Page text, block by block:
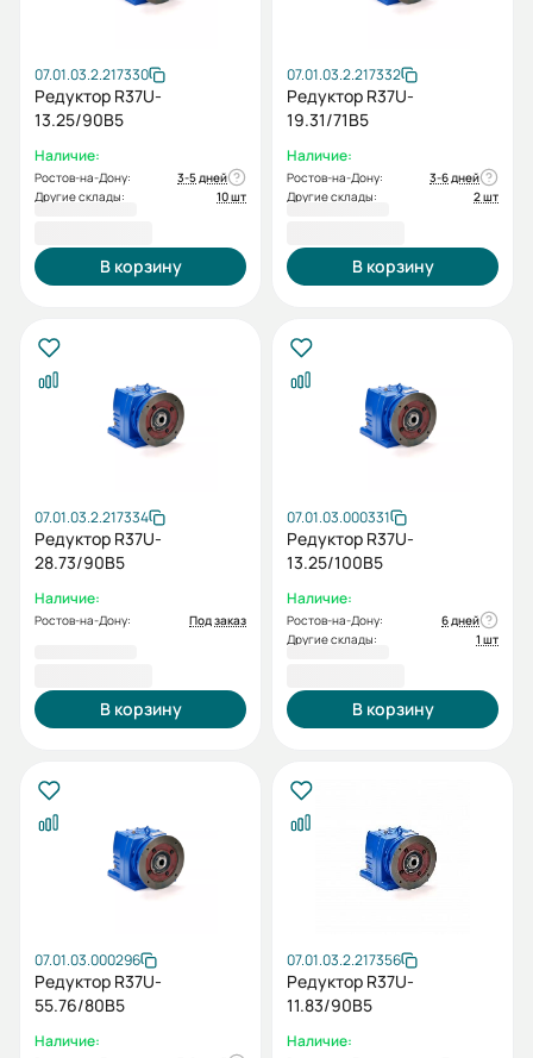
07.01.03.2.217330
Редуктор R37U-
13.25/90В5
Наличие:
Ростов-на-Дону:
3-5 дней
Другие склады:
10 шт
В корзину
07.01.03.2.217332
Редуктор R37U-
19.31/71B5
Наличие:
Ростов-на-Дону:
3-6 дней
Другие склады:
2 шт
В корзину
07.01.03.2.217334
Редуктор R37U-
28.73/90B5
Наличие:
Ростов-на-Дону: Под заказ
В корзину
07.01.03.000331
Редуктор R37U-
13.25/100В5
Наличие:
Ростов-на-Дону:
6 дней
Другие склады:
1 шт
В корзину
07.01.03.000296
Редуктор R37U-
55.76/80В5
Наличие:
07.01.03.2.217356
Редуктор R37U-
11.83/90В5
Наличие: